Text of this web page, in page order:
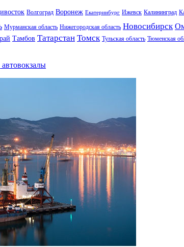
Волгоград Воронеж Екатеринбург Ижевск Калининград
Мурманская область Нижегородская область Новосибирск
Тамбов Татарстан Томск Тульская область Тюменская